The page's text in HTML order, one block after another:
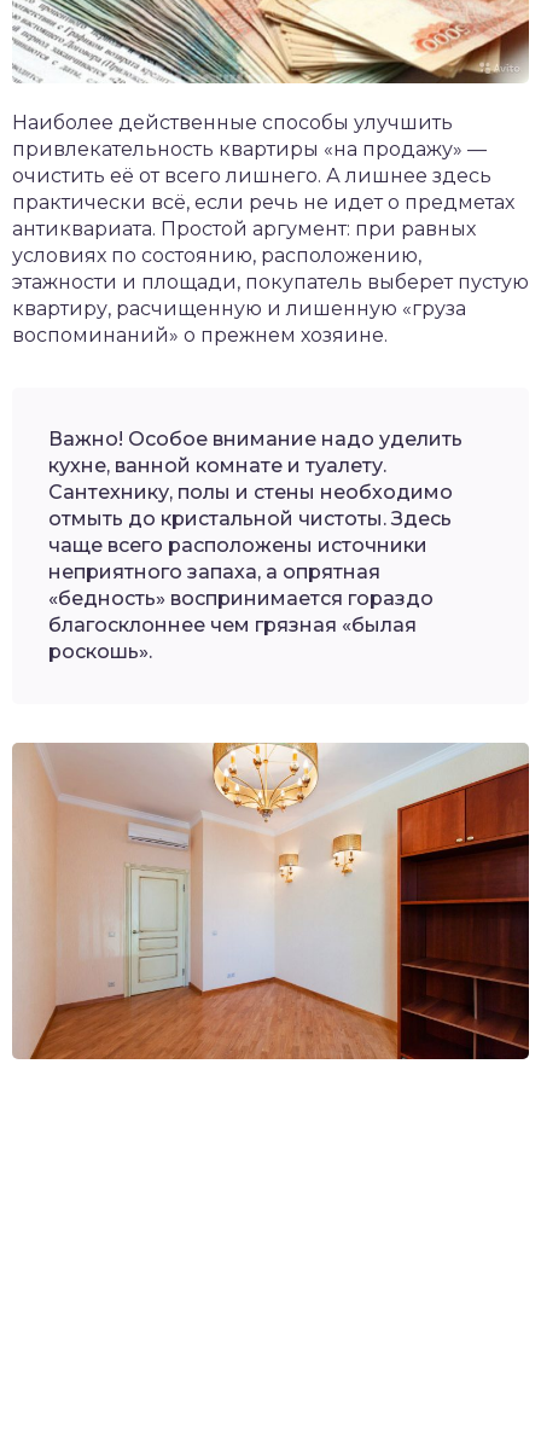
Наиболее действенные способы улучшить
привлекательность квартиры «на продажу» —
очистить её от всего лишнего. А лишнее здесь
практически всё, если речь не идет о предметах
антиквариата. Простой аргумент: при равных
условиях по состоянию, расположению,
этажности и площади, покупатель выберет пустую
квартиру, расчищенную и лишенную «груза
воспоминаний» о прежнем хозяине.
Важно! Особое внимание надо уделить
кухне, ванной комнате и туалету.
Сантехнику, полы и стены необходимо
отмыть до кристальной чистоты. Здесь
чаще всего расположены источники
неприятного запаха, а опрятная
«бедность» воспринимается гораздо
благосклоннее чем грязная «былая
роскошь».